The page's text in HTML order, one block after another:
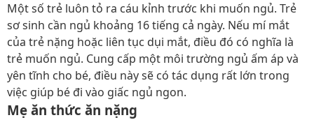
Một số trẻ luôn tỏ ra cáu kỉnh trước khi muốn ngủ. Trẻ
sơ sinh cần ngủ khoảng 16 tiếng cả ngày. Nếu mí mắt
của trẻ nặng hoặc liên tục dụi mắt, điều đó có nghĩa là
trẻ muốn ngủ. Cung cấp một môi trường ngủ ấm áp và
yên tĩnh cho bé, điều này sẽ có tác dụng rất lớn trong
việc giúp bé đi vào giấc ngủ ngon.
Mẹ ăn thức ăn nặng